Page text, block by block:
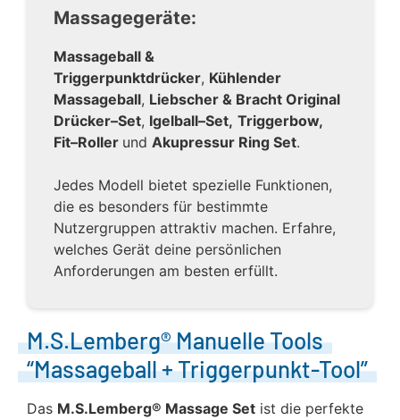
Massagegeräte:
Massageball &
Triggerpunktdrücker, Kühlender
Massageball, Liebscher & Bracht Original
Drücker–Set, Igelball–Set, Triggerbow,
Fit–Roller und Akupressur Ring Set.
Jedes Modell bietet spezielle Funktionen,
die es besonders für bestimmte
Nutzergruppen attraktiv machen. Erfahre,
welches Gerät deine persönlichen
Anforderungen am besten erfüllt.
M.S.Lemberg® Manuelle Tools
“Massageball + Triggerpunkt-Tool”
Das M.S.Lemberg® Massage Set ist die perfekte